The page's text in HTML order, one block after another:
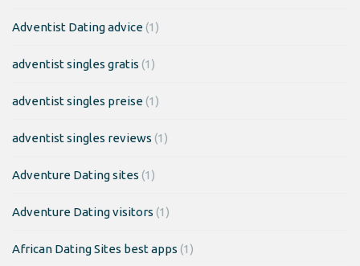
Adventist Dating advice(1)
adventist singles gratis (1)
adventist singles preise(1)
adventist singles reviews (1)
Adventure Dating sites (1)
Adventure Dating visitors (1)
African Dating Sites best apps (1)